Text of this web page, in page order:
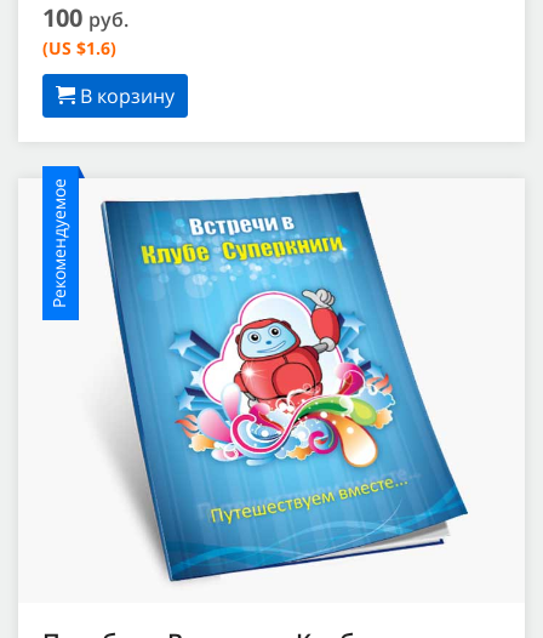
100 руб.
(US $1.6)
В корзину
Рекомендуемое